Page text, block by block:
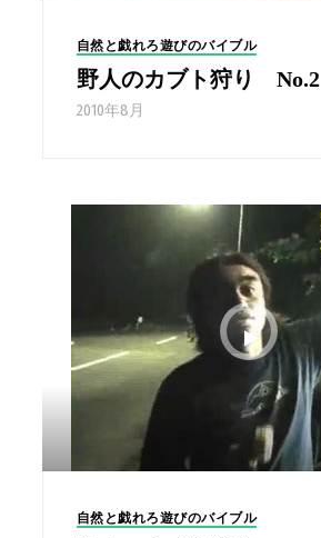
自然と戯れろ遊びのバイブル
野人のカブト狩り No.2
2010年8月
自然と戯れろ遊びのバイブル